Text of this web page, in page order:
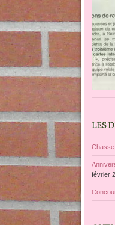
LES
février